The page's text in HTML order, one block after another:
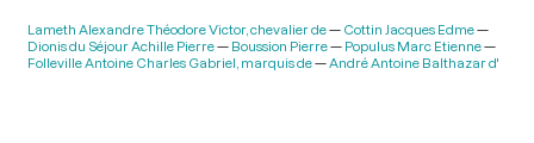
Lameth Alexandre Théodore Victor, chevalier de
Cottin Jacques Edme
Dionis du Séjour Achille Pierre
Boussion Pierre
Populus Marc Etienne
Folleville Antoine Charles Gabriel, marquis de
André Antoine Balthazar d'